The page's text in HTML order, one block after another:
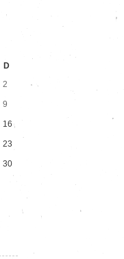
D
2
9
16
23
30